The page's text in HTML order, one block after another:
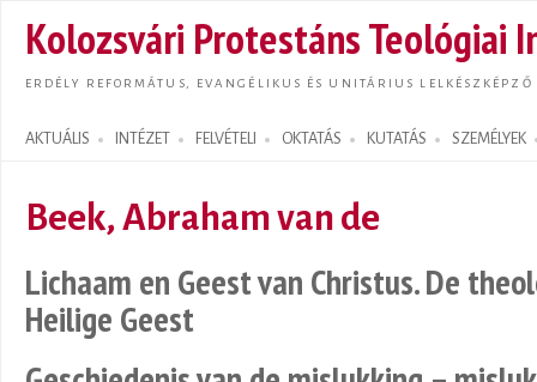
Kolozsvári Protestáns Teológiai
ERDÉLY REFORMÁTUS, EVANGÉLIKUS ÉS UNITÁRIUS LELKÉSZKÉPZŐ
AKTUÁLIS INTÉZET FELVÉTELI OKTATÁS KUTATÁS SZEMÉLYEK
Search form
Beek, Abraham van de
Lichaam en Geest van Christus. De
Heilige Geest